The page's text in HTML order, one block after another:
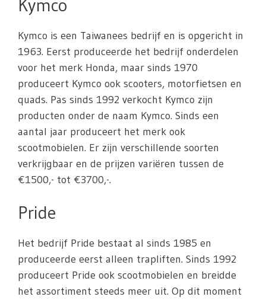
Kymco
Kymco is een Taiwanees bedrijf en is opgericht in
1963. Eerst produceerde het bedrijf onderdelen
voor het merk Honda, maar sinds 1970
produceert Kymco ook scooters, motorfietsen en
quads. Pas sinds 1992 verkocht Kymco zijn
producten onder de naam Kymco. Sinds een
aantal jaar produceert het merk ook
scootmobielen. Er zijn verschillende soorten
verkrijgbaar en de prijzen variëren tussen de
€1500,- tot €3700,-.
Pride
Het bedrijf Pride bestaat al sinds 1985 en
produceerde eerst alleen trapliften. Sinds 1992
produceert Pride ook scootmobielen en breidde
het assortiment steeds meer uit. Op dit moment